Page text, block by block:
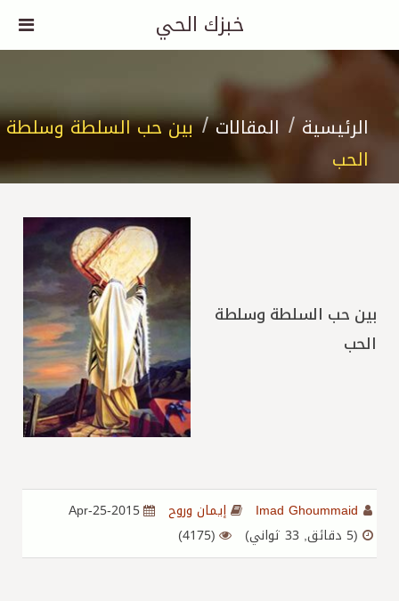
خبزك الحي
الرئيسية المقالات
بين حب السلطة وسلطة
الحب
بين حب السلطة وسلطة
الحب
Imad Ghoummaid إيمان وروح
2015-Apr-25
(5 دقائق, 33 ثواني)
(4175)